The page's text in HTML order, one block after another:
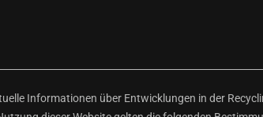
Informationen über Entwicklungen in der